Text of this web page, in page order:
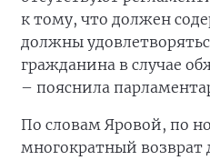
к тому, что должен
должны
гражданина в случае
– пояснила
По словам Яровой, по
многократный возврат